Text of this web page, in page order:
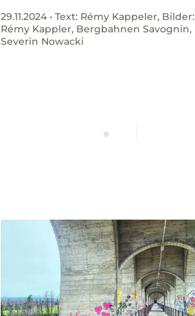
auch mit dem Schlitten machbar ist.
29.11.2024 • Text: Rémy Kappeler, Bilder:
Rémy Kappler, Bergbahnen Savognin,
Severin Nowacki